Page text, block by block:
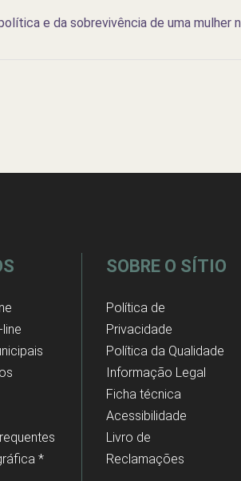
e da sobrevivência de uma mulher
*
SOBRE O SÍTIO
Política de
Privacidade
Política da Qualidade
Informação Legal
Ficha técnica
Acessibilidade
Livro de
Reclamações